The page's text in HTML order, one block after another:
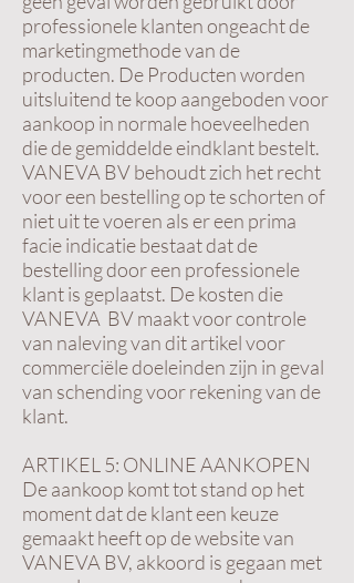
professionele klanten ongeacht de
marketingmethode van de
producten. De Producten worden
uitsluitend te koop aangeboden voor
aankoop in normale hoeveelheden
die de gemiddelde eindklant bestelt.
VANEVA BV behoudt zich het recht
voor een bestelling op te schorten of
niet uit te voeren als er een prima
facie indicatie bestaat dat de
bestelling door een professionele
klant is geplaatst. De kosten die
VANEVA BV maakt voor controle
van naleving van dit artikel voor
commerciële doeleinden zijn in geval
van schending voor rekening van de
klant.
ARTIKEL 5: ONLINE AANKOPEN
De aankoop komt tot stand op het
moment dat de klant een keuze
gemaakt heeft op de website van
VANEVA BV, akkoord is gegaan met